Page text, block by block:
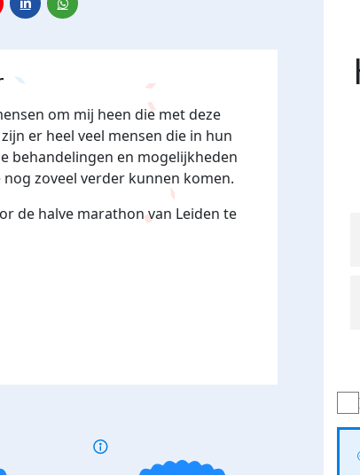
om mij heen die met deze
er heel veel mensen die in hun
behandelingen en mogelijkheden
zoveel verder kunnen komen.
de halve marathon van Leiden te